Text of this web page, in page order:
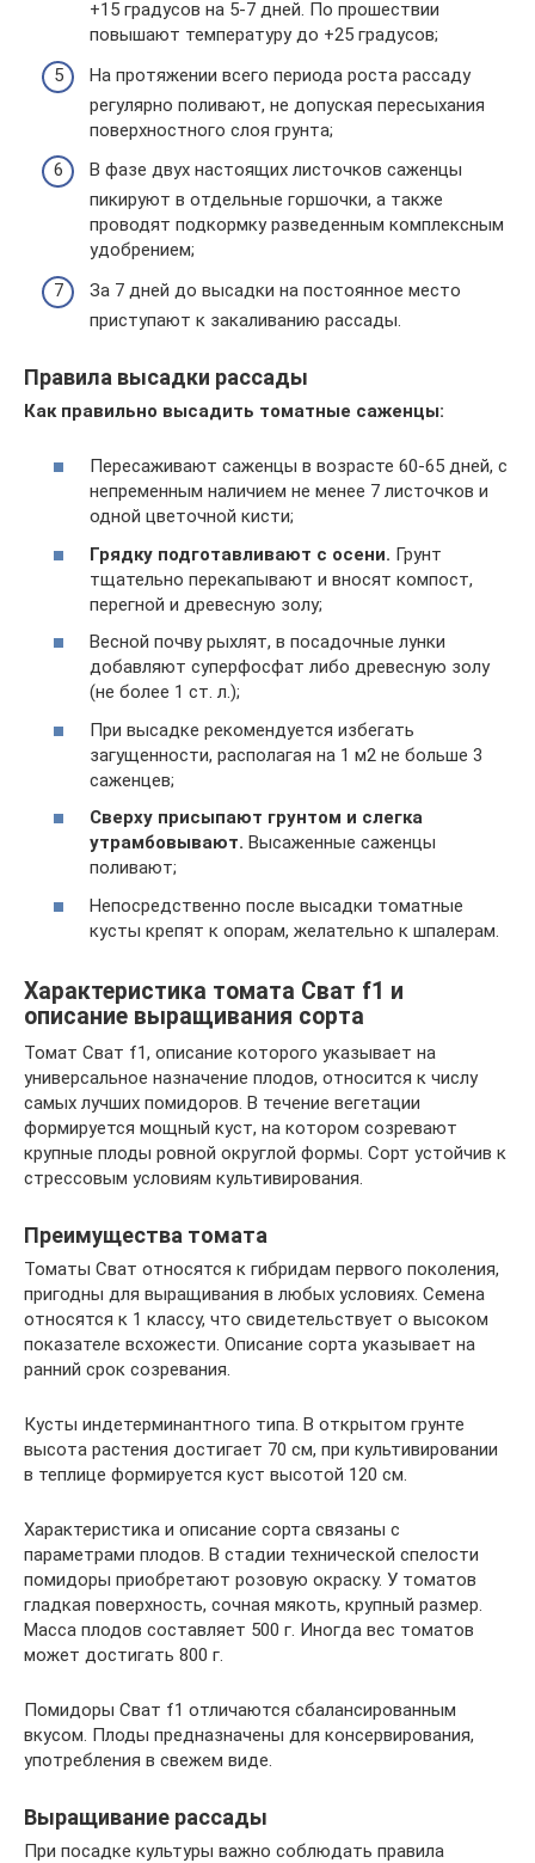
+15 градусов на 5-7 дней. По прошествии
повышают температуру до +25 градусов;
На протяжении всего периода роста рассаду
регулярно поливают, не допуская пересыхания
поверхностного слоя грунта;
В фазе двух настоящих листочков саженцы
пикируют в отдельные горшочки, а также
проводят подкормку разведенным комплексным
удобрением;
За 7 дней до высадки на постоянное место
приступают к закаливанию рассады.
Правила высадки рассады
Как правильно высадить томатные саженцы:
Пересаживают саженцы в возрасте 60-65 дней, с
непременным наличием не менее 7 листочков и
одной цветочной кисти;
Грядку подготавливают с осени. Грунт
тщательно перекапывают и вносят компост,
перегной и древесную золу;
Весной почву рыхлят, в посадочные лунки
добавляют суперфосфат либо древесную золу
(не более 1 ст. л.);
При высадке рекомендуется избегать
загущенности, располагая на 1 м2 не больше 3
саженцев;
Сверху присыпают грунтом и слегка
утрамбовывают. Высаженные саженцы
поливают;
Непосредственно после высадки томатные
кусты крепят к опорам, желательно к шпалерам.
Характеристика томата Сват f1 и
описание выращивания сорта
Томат Сват f1, описание которого указывает на
универсальное назначение плодов, относится к числу
самых лучших помидоров. В течение вегетации
формируется мощный куст, на котором созревают
крупные плоды ровной округлой формы. Сорт устойчив к
стрессовым условиям культивирования.
Преимущества томата
Томаты Сват относятся к гибридам первого поколения,
пригодны для выращивания в любых условиях. Семена
относятся к 1 классу, что свидетельствует о высоком
показателе всхожести. Описание сорта указывает на
ранний срок созревания.
Кусты индетерминантного типа. В открытом грунте
высота растения достигает 70 см, при культивировании
в теплице формируется куст высотой 120 см.
Характеристика и описание сорта связаны с
параметрами плодов. В стадии технической спелости
помидоры приобретают розовую окраску. У томатов
гладкая поверхность, сочная мякоть, крупный размер.
Масса плодов составляет 500 г. Иногда вес томатов
может достигать 800 г.
Помидоры Сват f1 отличаются сбалансированным
вкусом. Плоды предназначены для консервирования,
употребления в свежем виде.
Выращивание рассады
При посадке культуры важно соблюдать правила